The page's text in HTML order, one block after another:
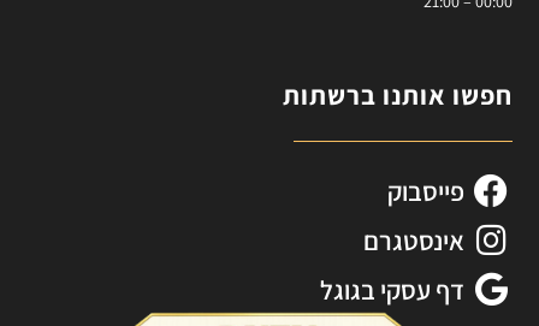
חפשו אותנו ברשתות
פייסבוק
אינסטגרם
דף עסקי בגוגל